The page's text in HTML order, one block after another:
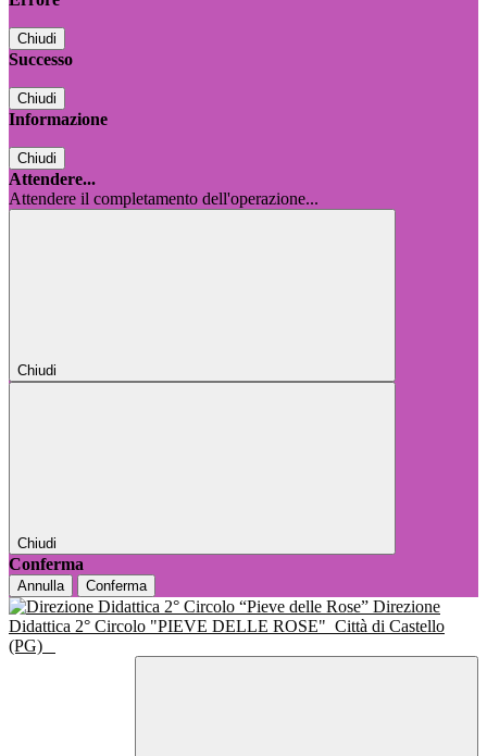
Chiudi
Successo
Chiudi
Informazione
Chiudi
Attendere...
Attendere il completamento dell'operazione...
Chiudi
Chiudi
Conferma
Annulla Conferma
Direzione
Didattica 2° Circolo "PIEVE DELLE ROSE" Città di Castello
(PG)